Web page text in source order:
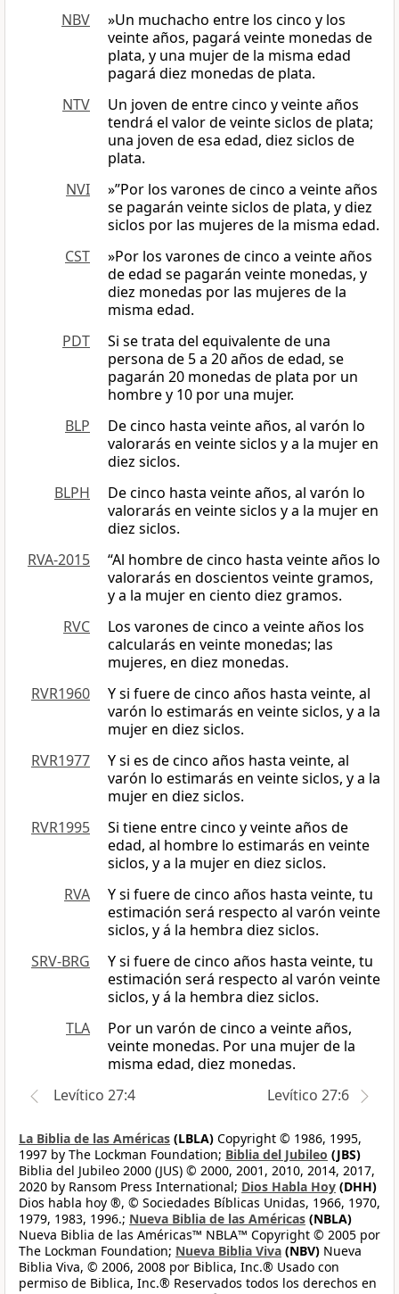
NBV
»Un muchacho entre los cinco y los
veinte años, pagará veinte monedas de
plata, y una mujer de la misma edad
pagará diez monedas de plata.
NTV
Un joven de entre cinco y veinte años
tendrá el valor de veinte siclos de plata;
una joven de esa edad, diez siclos de
plata.
NVI
»”Por los varones de cinco a veinte años
se pagarán veinte siclos de plata, y diez
siclos por las mujeres de la misma edad.
CST
»Por los varones de cinco a veinte años
de edad se pagarán veinte monedas, y
diez monedas por las mujeres de la
misma edad.
PDT
Si se trata del equivalente de una
persona de 5 a 20 años de edad, se
pagarán 20 monedas de plata por un
hombre y 10 por una mujer.
BLP
De cinco hasta veinte años, al varón lo
valorarás en veinte siclos y a la mujer en
diez siclos.
BLPH
De cinco hasta veinte años, al varón lo
valorarás en veinte siclos y a la mujer en
diez siclos.
RVA-2015
“Al hombre de cinco hasta veinte años lo
valorarás en doscientos veinte gramos,
y a la mujer en ciento diez gramos.
RVC
Los varones de cinco a veinte años los
calcularás en veinte monedas; las
mujeres, en diez monedas.
RVR1960
Y si fuere de cinco años hasta veinte, al
varón lo estimarás en veinte siclos, y a la
mujer en diez siclos.
RVR1977
Y si es de cinco años hasta veinte, al
varón lo estimarás en veinte siclos, y a la
mujer en diez siclos.
RVR1995
Si tiene entre cinco y veinte años de
edad, al hombre lo estimarás en veinte
siclos, y a la mujer en diez siclos.
RVA
Y si fuere de cinco años hasta veinte, tu
estimación será respecto al varón veinte
siclos, y á la hembra diez siclos.
SRV-BRG
Y si fuere de cinco años hasta veinte, tu
estimación será respecto al varón veinte
siclos, y á la hembra diez siclos.
TLA
Por un varón de cinco a veinte años,
veinte monedas. Por una mujer de la
misma edad, diez monedas.
Levítico 27:4
Levítico 27:6
La Biblia de las Américas (LBLA) Copyright © 1986, 1995,
1997 by The Lockman Foundation; Biblia del Jubileo (JBS)
Biblia del Jubileo 2000 (JUS) © 2000, 2001, 2010, 2014, 2017,
2020 by Ransom Press International; Dios Habla Hoy (DHH)
Dios habla hoy ®, © Sociedades Bíblicas Unidas, 1966, 1970,
1979, 1983, 1996.; Nueva Biblia de las Américas (NBLA)
Nueva Biblia de las Américas™ NBLA™ Copyright © 2005 por
The Lockman Foundation; Nueva Biblia Viva (NBV) Nueva
Biblia Viva, © 2006, 2008 por Biblica, Inc.® Usado con
permiso de Biblica, Inc.® Reservados todos los derechos en